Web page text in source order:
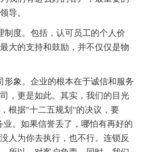
导。
度。包括，认可员工的个人价
大的支持和鼓励，并不仅仅是物
象。企业的根本在于诚信和服务
，更是如此。其实，我们的目光
根据"十二五规划"的决议，要
。如果信誉丢了，哪怕有再好的
人为你去执行，也不行。连锁反